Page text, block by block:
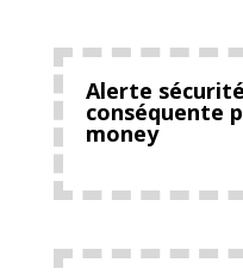
Alerte
conséquente
money